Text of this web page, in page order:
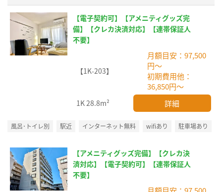
【電子契約可】【アメニティグッズ完
備】【クレカ決済対応】【連帯保証人
不要】
【1K-203】
月額目安：97,500
円～
初期費用他：
36,850円～
1K28.8m² 詳細
風呂･トイレ別 駅近 インターネット無料 wifiあり 駐車場あり
【アメニティグッズ完備】【クレカ決
済対応】【電子契約可】【連帯保証人
不要】